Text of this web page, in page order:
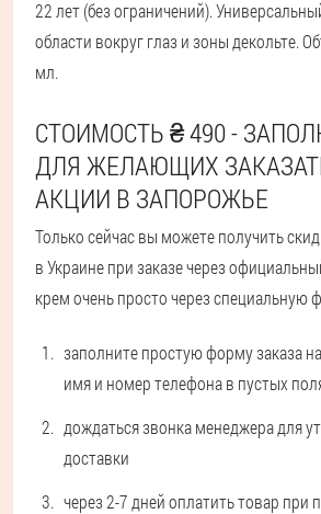
22 лет (без ограничений).
области вокруг глаз и зоны декольте.
мл.
СТОИМОСТЬ ₴ 490 -
ДЛЯ ЖЕЛАЮЩИХ
АКЦИИ В ЗАПОРОЖЬЕ
Только сейчас вы можете получить
в Украине при заказе через
крем очень просто через специальную
заполните простую форму заказа
имя и номер телефона в пустых
дождаться звонка менеджера для
доставки
через 2-7 дней оплатить товар при